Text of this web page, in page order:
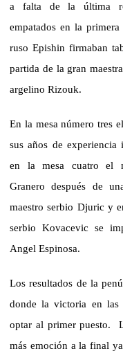
a falta de la última
empatados en la primera
ruso Epishin firmaban
partida de la gran
argelino Rizouk.
En la mesa número tres
sus años de
en la mesa cuatro el
Granero después de
maestro serbio Djuric y
serbio Kovacevic se
Angel Espinosa.
Los resultados de la
donde la victoria en las
optar al primer puesto.
más emoción a la final